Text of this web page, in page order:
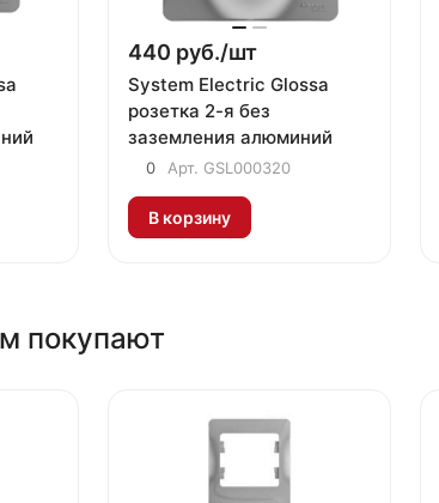
440 руб./шт
System Electric Glossa
розетка 2-я без
заземления алюминий
0 Арт. GSL000320
В корзину
покупают